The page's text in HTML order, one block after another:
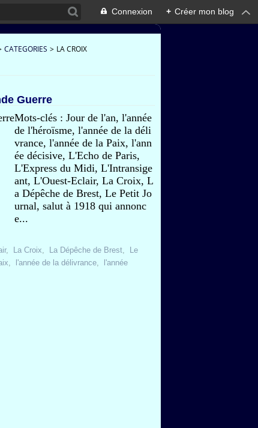
Connexion + Créer mon blog
CATEGORIES > LA CROIX
Guerre
Mots-clés : Jour de l'an, l'année
de l'héroïsme, l'année de la déli
vrance, l'année de la Paix, l'ann
ée décisive, L'Echo de Paris,
L'Express du Midi, L'Intransige
ant, L'Ouest-Eclair, La Croix, L
a Dépêche de Brest, Le Petit Jo
urnal, salut à 1918 qui annonc
e...
, La Croix, La Dépêche de Brest,
Le
, l'année de la délivrance,
l'année